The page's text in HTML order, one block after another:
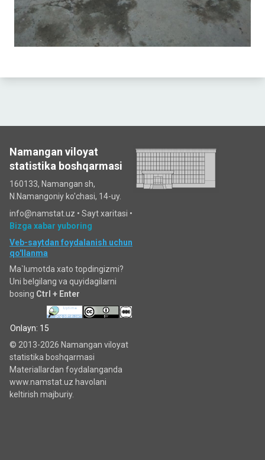
Namangan viloyat
statistika boshqarmasi
160133, Namangan sh,
N.Namangoniy ko'chasi, 14-uy.
info@namstat.uz • Sayt xaritasi •
Bizga xabar yuboring
Veb-saytdan foydalanish uchun
qo'llanma
Ma`lumotda xato topdingizmi?
Uni belgilang va quyidagilarni
bosing Ctrl + Enter
Onlayn: 15
© 2013-2026 Namangan viloyat
statistika boshqarmasi
Materiallardan foydalanganda
www.namstat.uz havolani
keltirish majburiy.